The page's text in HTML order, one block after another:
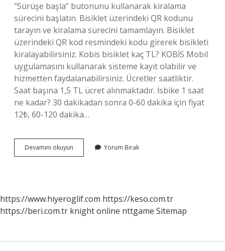
“Sürüşe başla” butonunu kullanarak kiralama
sürecini başlatın. Bisiklet üzerindeki QR kodunu
tarayın ve kiralama sürecini tamamlayın. Bisiklet
üzerindeki QR kod resmindeki kodu girerek bisikleti
kiralayabilirsiniz. Kobis bisiklet kaç TL? KOBİS Mobil
uygulamasını kullanarak sisteme kayıt olabilir ve
hizmetten faydalanabilirsiniz. Ücretler saatliktir.
Saat başına 1,5 TL ücret alınmaktadır. İsbike 1 saat
ne kadar? 30 dakikadan sonra 0-60 dakika için fiyat
12₺, 60-120 dakika…
Devamını okuyun
Bisiklet
Yorum Bırak
https://www.hiyeroglif.com https://keso.com.tr
https://beri.com.tr knight online nttgame Sitemap